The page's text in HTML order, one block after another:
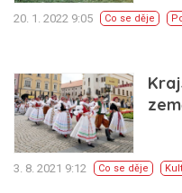
20. 1. 2022 9:05 Co se děje
3. 8. 2021 9:12 Co se děje